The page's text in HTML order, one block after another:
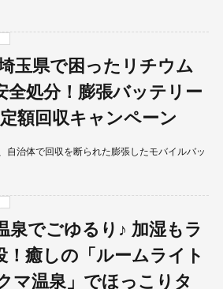
玉県で困ったリチウム
全処分！膨張バッテリー
額回収キャンペーン
自治体で回収を断られた膨張したモバイルバッ
泉でごゆるり♪ 加湿もラ
！癒しの「ルームライト
マ温泉」でほっこりタ